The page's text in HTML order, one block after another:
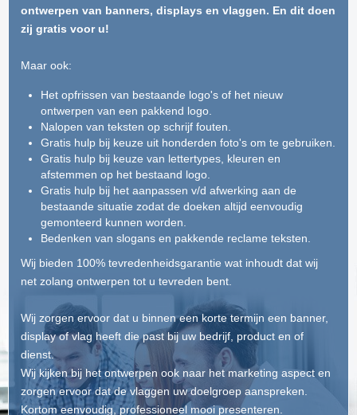
ontwerpen van banners, displays en vlaggen. En dit doen
zij gratis voor u!
Maar ook:
Het opfrissen van bestaande logo's of het nieuw
ontwerpen van een pakkend logo.
Nalopen van teksten op schrijf fouten.
Gratis hulp bij keuze uit honderden foto's om te gebruiken.
Gratis hulp bij keuze van lettertypes, kleuren en
afstemmen op het bestaand logo.
Gratis hulp bij het aanpassen v/d afwerking aan de
bestaande situatie zodat de doeken altijd eenvoudig
gemonteerd kunnen worden.
Bedenken van slogans en pakkende reclame teksten.
Wij bieden 100% tevredenheidsgarantie wat inhoudt dat wij
net zolang ontwerpen tot u tevreden bent.
Wij zorgen ervoor dat u binnen een korte termijn een banner,
display of vlag heeft die past bij uw bedrijf, product en of
dienst.
Wij kijken bij het ontwerpen ook naar het marketing aspect en
zorgen ervoor dat de vlaggen uw doelgroep aanspreken.
Kortom eenvoudig, professioneel mooi presenteren.